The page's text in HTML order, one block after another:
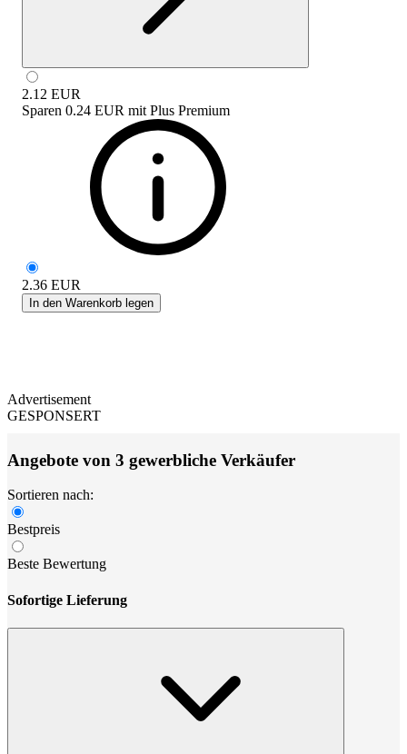
2.12 EUR
Sparen 0.24 EUR mit Plus Premium
2.36 EUR
In den Warenkorb legen
Advertisement
GESPONSERT
Angebote von 3 gewerbliche Verkäufer
Sortieren nach:
Bestpreis
Beste Bewertung
Sofortige Lieferung